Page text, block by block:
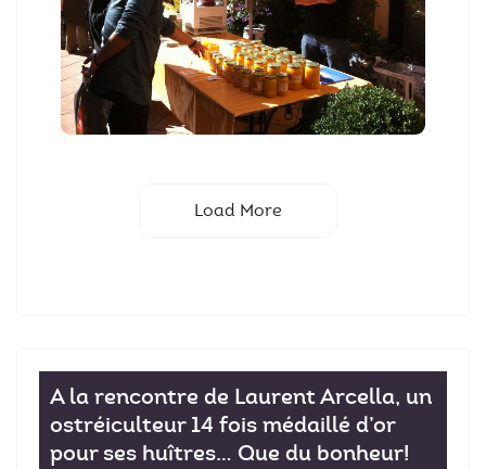
Load More
A la rencontre de Laurent Arcella, un
ostréiculteur 14 fois médaillé d’or
pour ses huîtres… Que du bonheur!